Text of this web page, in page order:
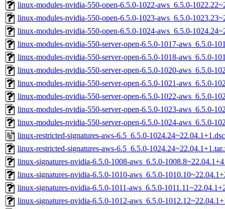
linux-modules-nvidia-550-open-6.5.0-1022-aws_6.5.0-
linux-modules-nvidia-550-open-6.5.0-1023-aws_6.5.0-
linux-modules-nvidia-550-open-6.5.0-1024-aws_6.5.0-
linux-modules-nvidia-550-server-open-6.5.0-1017-aws_6.5.0-
linux-modules-nvidia-550-server-open-6.5.0-1018-aws_6.5.0-
linux-modules-nvidia-550-server-open-6.5.0-1020-aws_6.5.0-
linux-modules-nvidia-550-server-open-6.5.0-1021-aws_6.5.0-
linux-modules-nvidia-550-server-open-6.5.0-1022-aws_6.5.0-
linux-modules-nvidia-550-server-open-6.5.0-1023-aws_6.5.0-
linux-modules-nvidia-550-server-open-6.5.0-1024-aws_6.5.0-
linux-restricted-signatures-aws-6.5_6.5.0-1024.24~22.04.1+1.dsc
linux-restricted-signatures-aws-6.5_6.5.0-
linux-signatures-nvidia-6.5.0-1008-aws_6.5.0-
linux-signatures-nvidia-6.5.0-1010-aws_6.5.0-
linux-signatures-nvidia-6.5.0-1011-aws_6.5.0-
linux-signatures-nvidia-6.5.0-1012-aws_6.5.0-